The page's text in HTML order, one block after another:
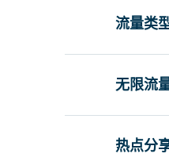
流量类
无限流
热点分